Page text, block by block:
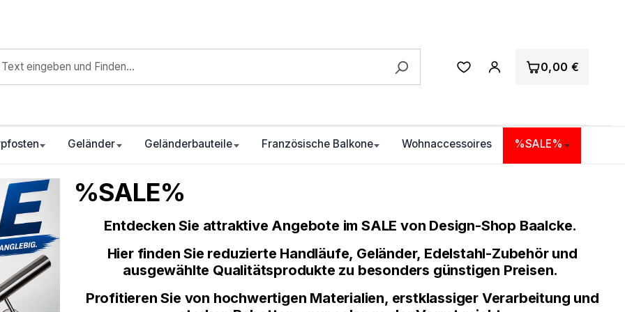
0,00 €
Geländer Geländerbauteile Französische Balkone Wohnaccessoires %SALE%
%SALE%
Entdecken Sie attraktive Angebote im SALE von Design-Shop Baalcke.
Hier finden Sie reduzierte Handläufe, Geländer, Edelstahl-Zubehör und
ausgewählte Qualitätsprodukte zu besonders günstigen Preisen.
Profitieren Sie von hochwertigen Materialien, erstklassiger Verarbeitung und